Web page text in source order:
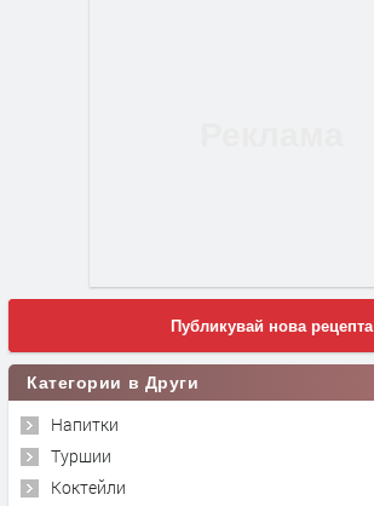
Публикувай нова рецепта
Категории в Други
Напитки
Туршии
Коктейли